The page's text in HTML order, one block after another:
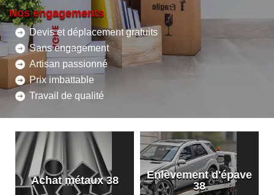
Nos engagements
Devis et déplacement gratuits
Sans engagement
Artisan passionné
Prix imbattable
Travail de qualité
Achat métaux 38
Enlèvement d'épave
38